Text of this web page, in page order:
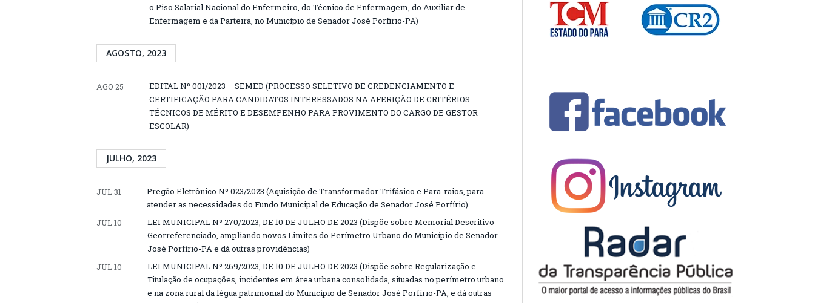
o Piso Salarial Nacional do Enfermeiro, do Técnico de Enfermagem, do Auxiliar de
Enfermagem e da Parteira, no Município de Senador José Porfirio-PA)
AGOSTO, 2023
AGO 25
EDITAL Nº 001/2023 – SEMED (PROCESSO SELETIVO DE CREDENCIAMENTO E
CERTIFICAÇÃO PARA CANDIDATOS INTERESSADOS NA AFERIÇÃO DE CRITÉRIOS
TÉCNICOS DE MÉRITO E DESEMPENHO PARA PROVIMENTO DO CARGO DE GESTOR
ESCOLAR)
JULHO, 2023
JUL 31
Pregão Eletrônico Nº 023/2023 (Aquisição de Transformador Trifásico e Para-raios, para
atender as necessidades do Fundo Municipal de Educação de Senador José Porfírio)
JUL 10
LEI MUNICIPAL Nº 270/2023, DE 10 DE JULHO DE 2023 (Dispõe sobre Memorial Descritivo
Georreferenciado, ampliando novos Limites do Perímetro Urbano do Município de Senador
José Porfírio-PA e dá outras providências)
JUL 10
LEI MUNICIPAL Nº 269/2023, DE 10 DE JULHO DE 2023 (Dispõe sobre Regularização e
Titulação de ocupações, incidentes em área urbana consolidada, situadas no perímetro urbano
e na zona rural da légua patrimonial do Município de Senador José Porfírio-PA, e dá outras